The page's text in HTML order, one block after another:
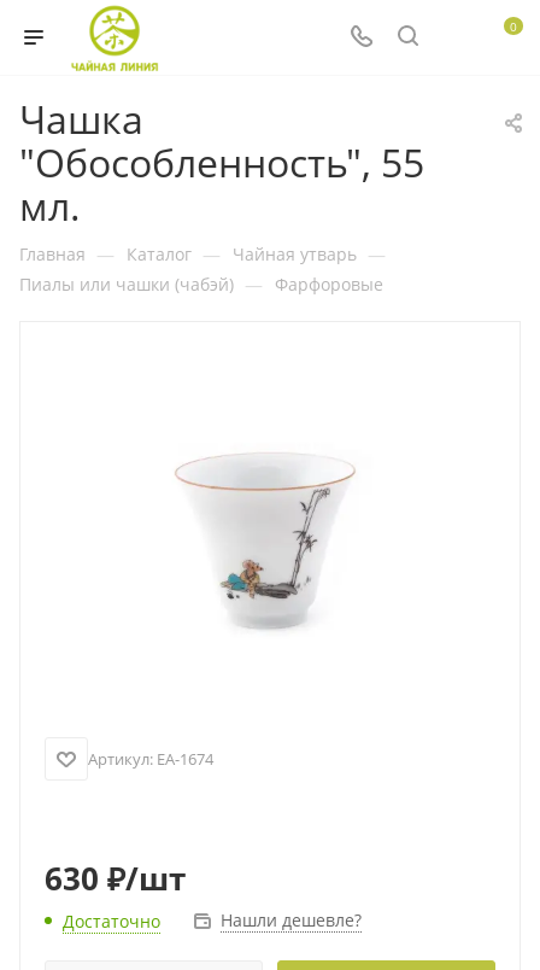
0
Чашка
"Обособленность", 55
мл.
Главная — Каталог — Чайная утварь —
Пиалы или чашки (чабэй) — Фарфоровые
Артикул: EA-1674
630 ₽/шт
Достаточно Нашли дешевле?